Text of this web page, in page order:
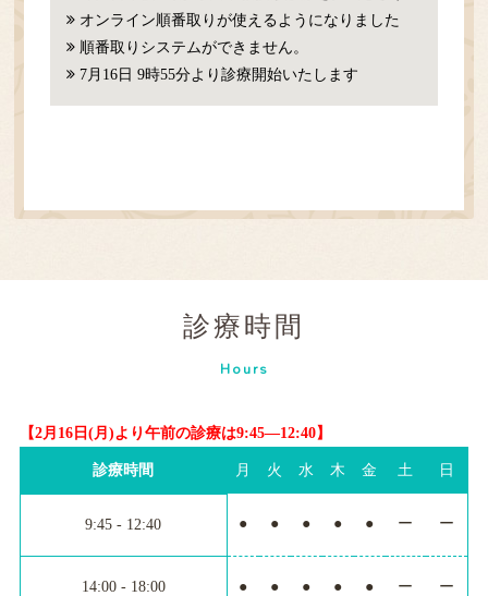
オンライン順番取りが使えるようになりました
順番取りシステムができません。
7月16日 9時55分より診療開始いたします
診療時間
Hours
【2月16日(月)より午前の診療は9:45―12:40】
診療時間 月 火 水 木 金 土 日
9:45 - 12:40 ● ● ● ● ● ー ー
14:00 - 18:00 ● ● ● ● ● ー ー